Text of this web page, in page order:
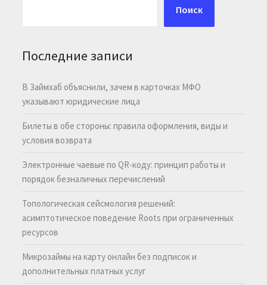
Поиск
Последние записи
В Займхаб объяснили, зачем в карточках МФО
указывают юридические лица
Билеты в обе стороны: правила оформления, виды и
условия возврата
Электронные чаевые по QR-коду: принцип работы и
порядок безналичных перечислений
Топологическая сейсмология решений:
асимптотическое поведение Roots при ограниченных
ресурсов
Микрозаймы на карту онлайн без подписок и
дополнительных платных услуг